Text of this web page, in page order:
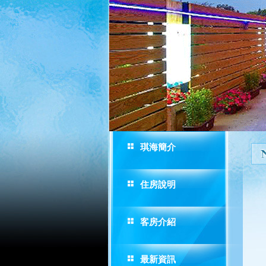
琪海簡介
住房說明
客房介紹
最新資訊